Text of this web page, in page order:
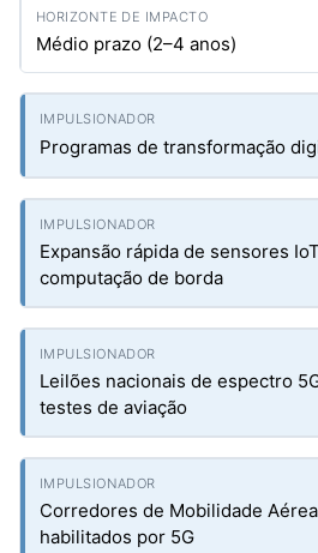
Médio prazo (2–4 anos)
Programas de transformação
Expansão rápida de sensores
computação de borda
Leilões nacionais de espectro
testes de aviação
Corredores de Mobilidade
habilitados por 5G